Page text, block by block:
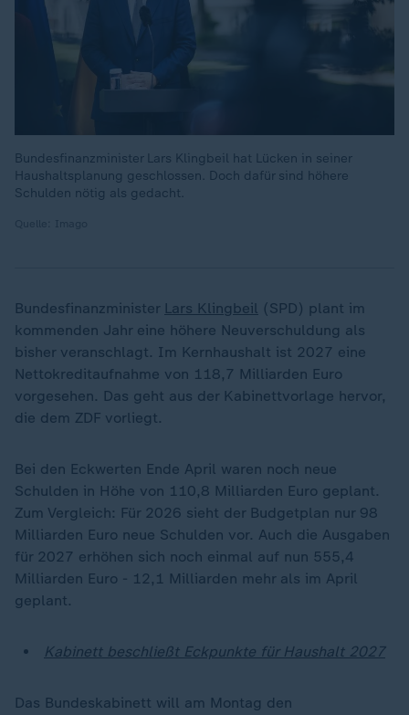
Bundesfinanzminister Lars Klingbeil hat Lücken in seiner
Haushaltsplanung geschlossen. Doch dafür sind höhere
Schulden nötig als gedacht.
Bundesfinanzminister Lars Klingbeil (SPD) plant im
kommenden Jahr eine höhere Neuverschuldung als
bisher veranschlagt. Im Kernhaushalt ist 2027 eine
Nettokreditaufnahme von 118,7 Milliarden Euro
vorgesehen. Das geht aus der Kabinettvorlage hervor,
die dem ZDF vorliegt.
Bei den Eckwerten Ende April waren noch neue
Schulden in Höhe von 110,8 Milliarden Euro geplant.
Zum Vergleich: Für 2026 sieht der Budgetplan nur 98
Milliarden Euro neue Schulden vor. Auch die Ausgaben
für 2027 erhöhen sich noch einmal auf nun 555,4
Milliarden Euro - 12,1 Milliarden mehr als im April
geplant.
Kabinett beschließt Eckpunkte für Haushalt 2027
Das Bundeskabinett will am Montag den